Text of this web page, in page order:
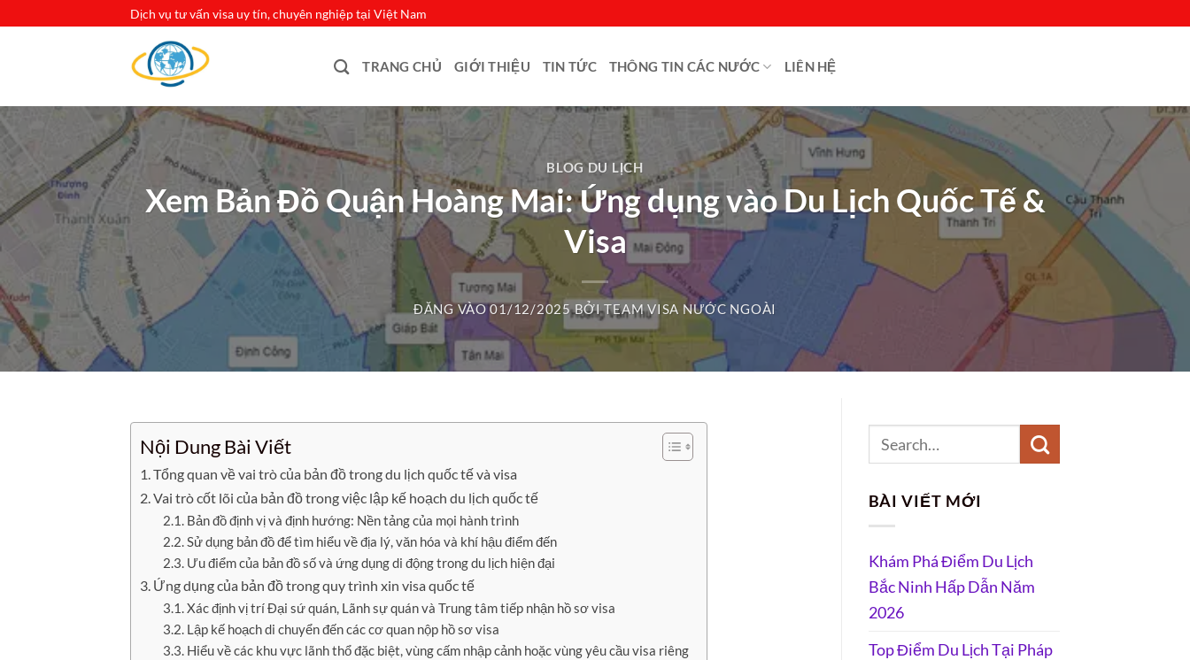
Dịch vụ tư vấn visa uy tín, chuyên nghiệp tại Việt Nam
TRANG CHỦ GIỚI THIỆU TIN TỨC THÔNG TIN CÁC NƯỚC LIÊN HỆ
BLOG DU LỊCH
Xem Bản Đồ Quận Hoàng Mai: Ứng dụng vào Du Lịch Quốc Tế &
Visa
ĐĂNG VÀO01/12/2025 BỞITEAM VISA NƯỚC NGOÀI
Nội Dung Bài Viết
Tổng quan về vai trò của bản đồ trong du lịch quốc tế và visa
Vai trò cốt lõi của bản đồ trong việc lập kế hoạch du lịch quốc tế
Bản đồ định vị và định hướng: Nền tảng của mọi hành trình
Sử dụng bản đồ để tìm hiểu về địa lý, văn hóa và khí hậu điểm đến
Ưu điểm của bản đồ số và ứng dụng di động trong du lịch hiện đại
Ứng dụng của bản đồ trong quy trình xin visa quốc tế
Xác định vị trí Đại sứ quán, Lãnh sự quán và Trung tâm tiếp nhận hồ sơ visa
Lập kế hoạch di chuyển đến các cơ quan nộp hồ sơ visa
Hiểu về các khu vực lãnh thổ đặc biệt, vùng cấm nhập cảnh hoặc vùng yêu cầu visa riêng
BÀI VIẾT MỚI
Khám Phá Điểm Du Lịch
Bắc Ninh Hấp Dẫn Năm
2026
Top Điểm Du Lịch Tại Pháp